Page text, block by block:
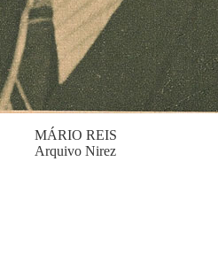
MÁRIO REIS
Arquivo Nirez